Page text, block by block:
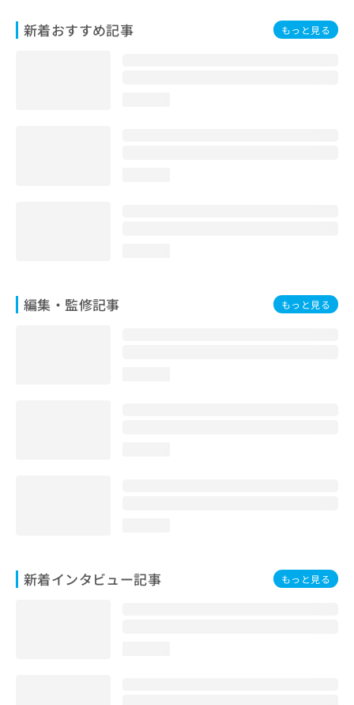
新着おすすめ記事 もっと見る
編集・監修記事 もっと見る
新着インタビュー記事 もっと見る
問
い